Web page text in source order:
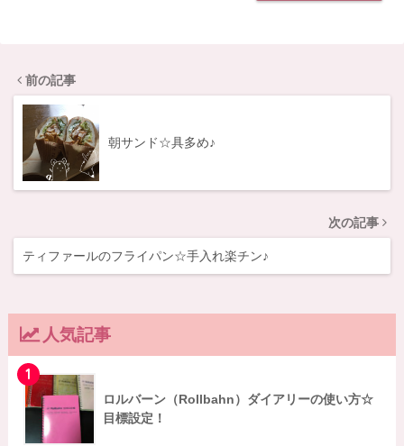
前の記事
朝サンド☆具多め♪
次の記事
ティファールのフライパン☆手入れ楽チン♪
人気記事
1
ロルバーン（Rollbahn）ダイアリーの使い方☆
目標設定！